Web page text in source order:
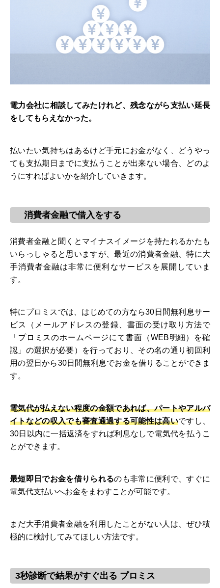
電力会社に相談してみたけれど、残念ながら支払い延長
をしてもらえなかった。
払いたい気持ちはあるけど手元にお金がなく、どうやっ
ても支払期日までに支払うことが出来ない場合、どのよ
うにすればよいかを紹介していきます。
消費者金融で借入をする
消費者金融と聞くとマイナスイメージを持たれるかたも
いらっしゃると思いますが、最近の消費者金融、特に大
手消費者金融は非常に便利なサービスを展開していま
す。
特にプロミスでは、はじめての方なら30日間無利息サー
ビス（メールアドレスの登録、書面の受け取り方法で
「プロミスのホームページにて書面（WEB明細）を確
認」の選択が必要）を行っており、その名の通り初回利
用の翌日から30日間無利息でお金を借りることができま
す。
電気代が払えない程度の金額であれば、パートやアルバ
イトなどの収入でも審査通過する可能性は高いですし、
30日以内に一括返済をすれば利息なしで電気代を払うこ
とができます。
最短即日でお金を借りられるのも非常に便利で、すぐに
電気代支払いへお金をまわすことが可能です。
まだ大手消費者金融を利用したことがない人は、ぜひ積
極的に検討してみてほしい方法です。
3秒診断で結果がすぐ出る プロミス